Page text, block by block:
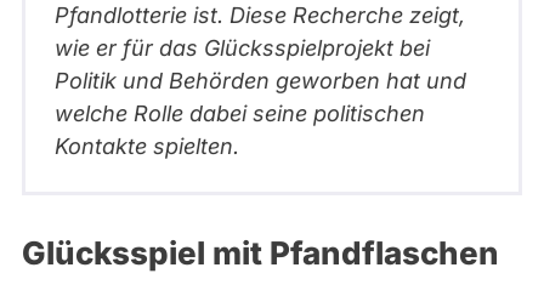
Pfandlotterie ist. Diese Recherche zeigt,
wie er für das Glücksspielprojekt bei
Politik und Behörden geworben hat und
welche Rolle dabei seine politischen
Kontakte spielten.
Glücksspiel mit Pfandflaschen